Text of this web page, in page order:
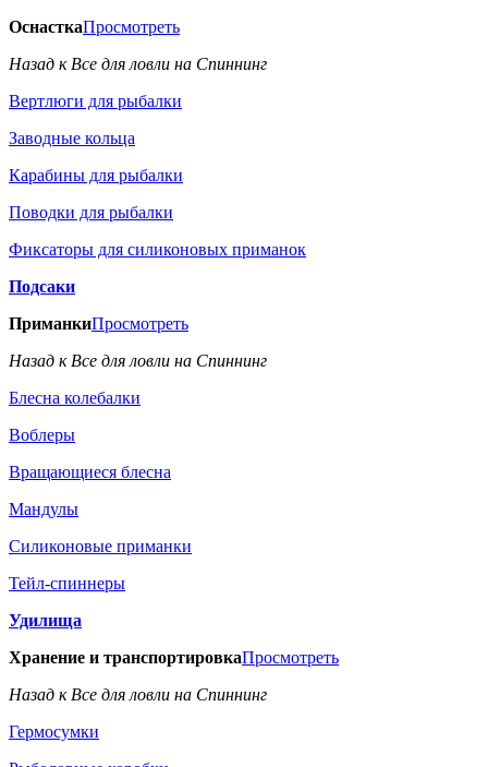
ОснасткаПросмотреть
Назад к Все для ловли на Спиннинг
Вертлюги для рыбалки
Заводные кольца
Карабины для рыбалки
Поводки для рыбалки
Фиксаторы для силиконовых приманок
Подсаки
ПриманкиПросмотреть
Назад к Все для ловли на Спиннинг
Блесна колебалки
Воблеры
Вращающиеся блесна
Мандулы
Силиконовые приманки
Тейл-спиннеры
Удилища
Хранение и транспортировкаПросмотреть
Назад к Все для ловли на Спиннинг
Гермосумки